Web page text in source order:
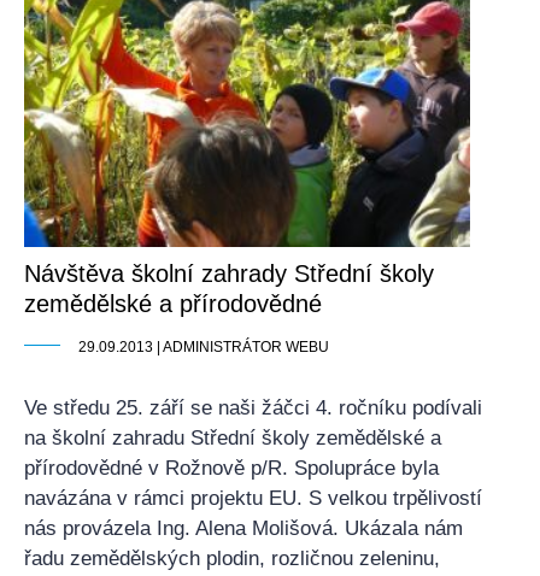
Návštěva školní zahrady Střední školy
zemědělské a přírodovědné
29.09.2013 | ADMINISTRÁTOR WEBU
Ve středu 25. září se naši žáčci 4. ročníku podívali
na školní zahradu Střední školy zemědělské a
přírodovědné v Rožnově p/R. Spolupráce byla
navázána v rámci projektu EU. S velkou trpělivostí
nás provázela Ing. Alena Molišová. Ukázala nám
řadu zemědělských plodin, rozličnou zeleninu,